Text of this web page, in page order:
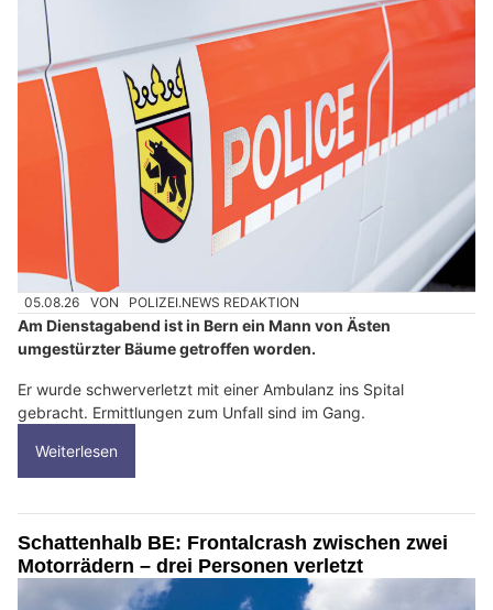
05.08.26 VON POLIZEI.NEWS REDAKTION
Am Dienstagabend ist in Bern ein Mann von Ästen
umgestürzter Bäume getroffen worden.
Er wurde schwerverletzt mit einer Ambulanz ins Spital
gebracht. Ermittlungen zum Unfall sind im Gang.
Weiterlesen
Schattenhalb BE: Frontalcrash zwischen zwei
Motorrädern – drei Personen verletzt